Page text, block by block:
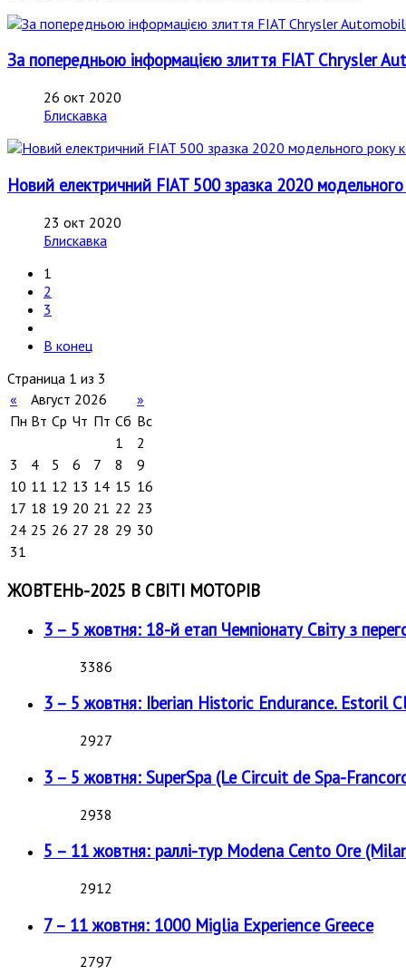
За попередньою інформацією злиття FIAT Chrysler
26 окт 2020
Блискавка
Новий електричний FIAT 500 зразка 2020
23 окт 2020
Блискавка
1
2
3
В конец
Страница 1 из 3
«
Август 2026
»
Пн Вт Ср Чт Пт Сб Вс
1
2
3
4 5 6 7 8
9
10 11 12 13 14 15 16
17 18 19 20 21 22 23
24 25 26 27 28 29 30
31
ЖОВТЕНЬ-2025 В СВІТІ МОТОРІВ
3 – 5 жовтня: 18-й етап Чемпіонату Світу з
3386
3 – 5 жовтня: Iberian Historic Endurance. Estoril
2927
3 – 5 жовтня: SuperSpa (Le Circuit de Spa-
2938
5 – 11 жовтня: раллі-тур Modena Cento Ore
2912
7 – 11 жовтня: 1000 Miglia Experience Greece
2797